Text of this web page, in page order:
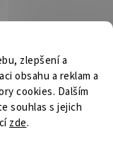
zlepšení a
obsahu a reklam a
cookies. Dalším
souhlas s jejich
zde.
piva OSMO CZ
GDPR